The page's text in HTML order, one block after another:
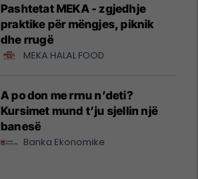
Pashtetat MEKA - zgjedhje
praktike për mëngjes, piknik
dhe rrugë
MEKA HALAL FOOD
A po don me rrnu n’deti?
Kursimet mund t’ju sjellin një
banesë
Banka Ekonomike